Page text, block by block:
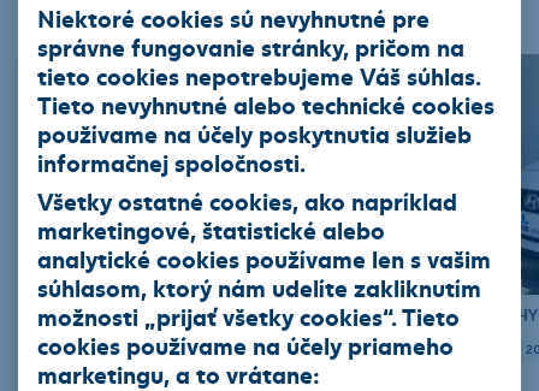
Nákladné vozidla Stroje
OPEL Vivaro Van dodávka (C) Diesel
2021 19955 skrina Manuál (6 st.) Diesel 88
Niektoré cookies sú nevyhnutné pre
správne fungovanie stránky, pričom na
tieto cookies nepotrebujeme Váš súhlas.
Tieto nevyhnutné alebo technické cookies
používame na účely poskytnutia služieb
informačnej spoločnosti.
Všetky ostatné cookies, ako napríklad
marketingové, štatistické alebo
analytické cookies používame len s vašim
súhlasom, ktorý nám udelíte zakliknutím
možnosti „prijať všetky cookies“. Tieto
cookies používame na účely priameho
marketingu, a to vrátane: